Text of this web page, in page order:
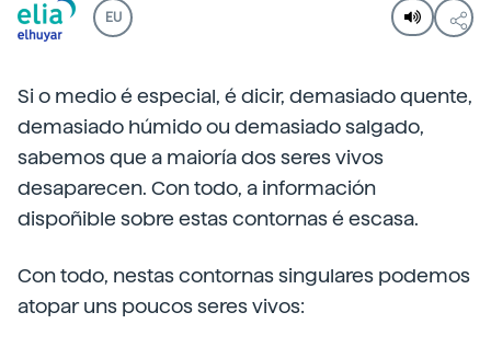
EU
Si o medio é especial, é dicir, demasiado quente,
demasiado húmido ou demasiado salgado,
sabemos que a maioría dos seres vivos
desaparecen. Con todo, a información
dispoñible sobre estas contornas é escasa.
Con todo, nestas contornas singulares podemos
atopar uns poucos seres vivos: